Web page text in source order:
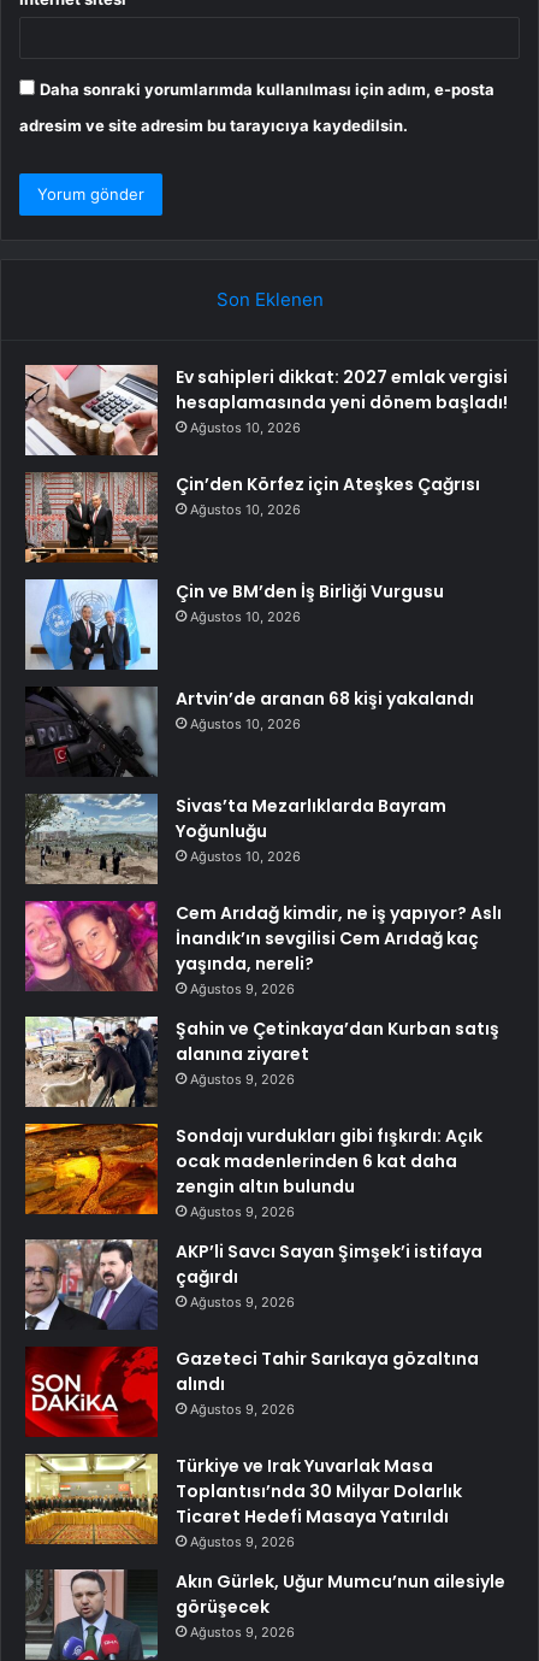
Daha sonraki yorumlarımda kullanılması için adım, e-posta
adresim ve site adresim bu tarayıcıya kaydedilsin.
Son Eklenen
Ev sahipleri dikkat: 2027 emlak vergisi
hesaplamasında yeni dönem başladı!
Ağustos 10, 2026
Çin’den Körfez için Ateşkes Çağrısı
Ağustos 10, 2026
Çin ve BM’den İş Birliği Vurgusu
Ağustos 10, 2026
Artvin’de aranan 68 kişi yakalandı
Ağustos 10, 2026
Sivas’ta Mezarlıklarda Bayram
Yoğunluğu
Ağustos 10, 2026
Cem Arıdağ kimdir, ne iş yapıyor? Aslı
İnandık’ın sevgilisi Cem Arıdağ kaç
yaşında, nereli?
Ağustos 9, 2026
Şahin ve Çetinkaya’dan Kurban satış
alanına ziyaret
Ağustos 9, 2026
Sondajı vurdukları gibi fışkırdı: Açık
ocak madenlerinden 6 kat daha
zengin altın bulundu
Ağustos 9, 2026
AKP’li Savcı Sayan Şimşek’i istifaya
çağırdı
Ağustos 9, 2026
Gazeteci Tahir Sarıkaya gözaltına
alındı
Ağustos 9, 2026
Türkiye ve Irak Yuvarlak Masa
Toplantısı’nda 30 Milyar Dolarlık
Ticaret Hedefi Masaya Yatırıldı
Ağustos 9, 2026
Akın Gürlek, Uğur Mumcu’nun ailesiyle
görüşecek
Ağustos 9, 2026